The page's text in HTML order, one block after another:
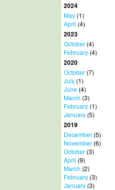
2024
May(1)
April (4)
2023
October(4)
February(4)
2020
October(7)
July(1)
June(4)
March (3)
February(1)
January(5)
2019
December(5)
November(6)
October(3)
April (9)
March (2)
February(3)
January(3)